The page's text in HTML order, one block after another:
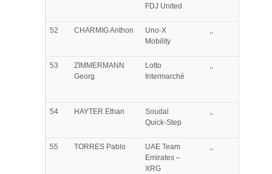
FDJ United
52 CHARMIGAnthon
Uno-X
Mobility
,,
53
ZIMMERMANN
Georg
Lotto
Intermarché
,,
54 HAYTER Ethan
Soudal
Quick-Step
,,
55 TORRES Pablo
UAE Team
Emirates –
XRG
,,